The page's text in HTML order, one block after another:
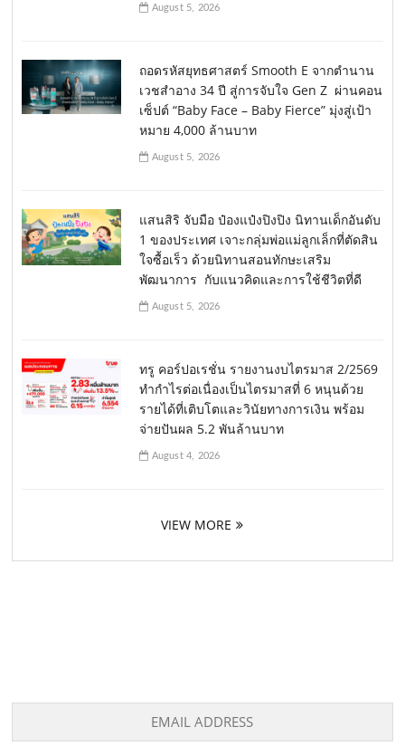
August 5, 2026
ถอดรหัสยุทธศาสตร์ Smooth E จากตำนาน
เวชสำอาง 34 ปี สู่การจับใจ Gen Z ผ่านคอน
เซ็ปต์ “Baby Face – Baby Fierce” มุ่งสู่เป้า
หมาย 4,000 ล้านบาท
August 5, 2026
แสนสิริ จับมือ ป๋องแป๋งปิงปิง นิทานเด็กอันดับ
1 ของประเทศ เจาะกลุ่มพ่อแม่ลูกเล็กที่ตัดสิน
ใจซื้อเร็ว ด้วยนิทานสอนทักษะเสริม
พัฒนาการ กับแนวคิดและการใช้ชีวิตที่ดี
August 5, 2026
ทรู คอร์ปอเรชั่น รายงานงบไตรมาส 2/2569
ทำกำไรต่อเนื่องเป็นไตรมาสที่ 6 หนุนด้วย
รายได้ที่เติบโตและวินัยทางการเงิน พร้อม
จ่ายปันผล 5.2 พันล้านบาท
August 4, 2026
VIEW MORE